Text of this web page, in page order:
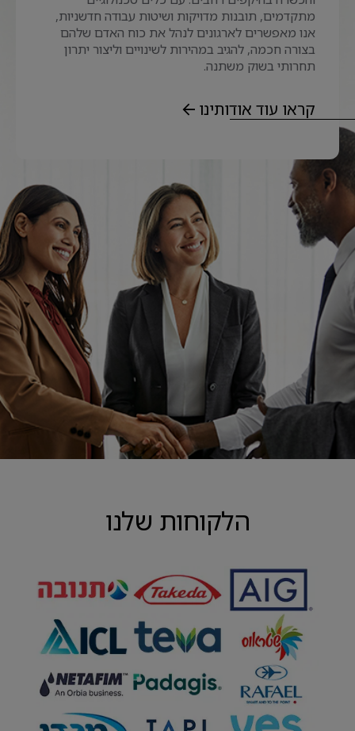
מתקדמים, תובנות מדויקות ושיטות עבודה חדשניות,
אנו מאפשרים לארגונים לנהל את כוח האדם שלהם
בצורה חכמה, להגיב במהירות לשינויים וליצור יתרון
תחרותי בשוק משתנה.
קראו עוד אודותינו
הלקוחות שלנו